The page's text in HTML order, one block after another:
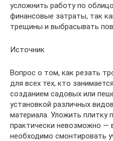
усложнить работу по
финансовые затраты, так
трещины и выбрасывать
Источник
Вопрос о том, как резать
для всех тех, кто
созданием садовых или
установкой различных
материала. Уложить плитку
практически невозможно —
необходимо смонтировать